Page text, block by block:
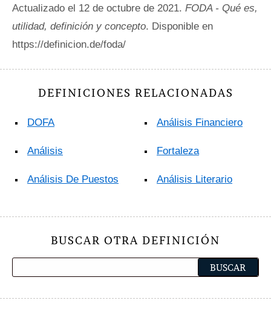
Actualizado el 12 de octubre de 2021. FODA - Qué es,
utilidad, definición y concepto. Disponible en
https://definicion.de/foda/
DEFINICIONES RELACIONADAS
DOFA
Análisis
Análisis De Puestos
Análisis Financiero
Fortaleza
Análisis Literario
BUSCAR OTRA DEFINICIÓN